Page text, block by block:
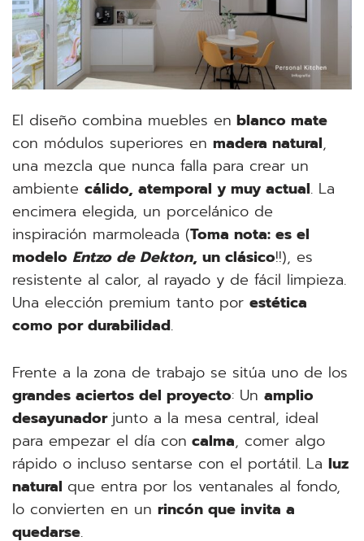
El diseño combina muebles en blanco mate
con módulos superiores en madera natural,
una mezcla que nunca falla para crear un
ambiente cálido, atemporal y muy actual. La
encimera elegida, un porcelánico de
inspiración marmoleada (Toma nota: es el
modelo Entzo de Dekton, un clásico!!), es
resistente al calor, al rayado y de fácil limpieza.
Una elección premium tanto por estética
como por durabilidad.
Frente a la zona de trabajo se sitúa uno de los
grandes aciertos del proyecto: Un amplio
desayunador junto a la mesa central, ideal
para empezar el día con calma, comer algo
rápido o incluso sentarse con el portátil. La luz
natural que entra por los ventanales al fondo,
lo convierten en un rincón que invita a
quedarse.